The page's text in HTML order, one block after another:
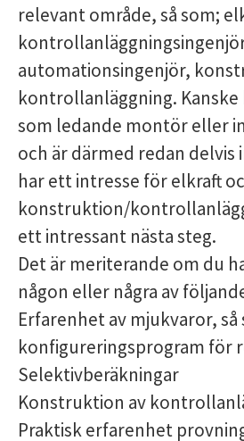
relevant område, så som;
automationsingenjör,
kontrollanläggning.
som ledande montör eller
och är därmed redan delvis
har ett intresse för elkraft
konstruktion/
ett intressant nästa steg.
Det är meriterande om du
någon eller några av
Erfarenhet av mjukvaror, så
konfigureringsprogram för
Selektivberäkningar
Konstruktion av
Praktisk erfarenhet